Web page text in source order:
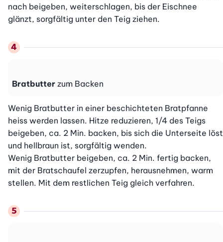
nach beigeben, weiterschlagen, bis der Eischnee
glänzt, sorgfältig unter den Teig ziehen.
Bratbutter zum Backen
Wenig Bratbutter in einer beschichteten Bratpfanne
heiss werden lassen. Hitze reduzieren, 1/4 des Teigs
beigeben, ca. 2 Min. backen, bis sich die Unterseite löst
und hellbraun ist, sorgfältig wenden.
Wenig Bratbutter beigeben, ca. 2 Min. fertig backen,
mit der Bratschaufel zerzupfen, herausnehmen, warm
stellen. Mit dem restlichen Teig gleich verfahren.